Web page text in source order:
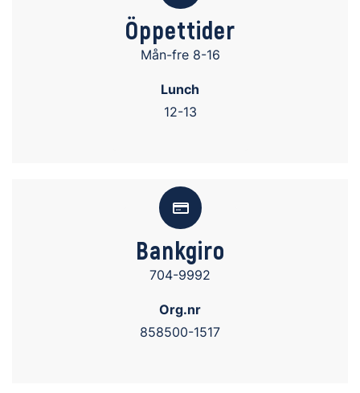
Öppettider
Mån-fre 8-16
Lunch
12-13
Bankgiro
704-9992
Org.nr
858500-1517